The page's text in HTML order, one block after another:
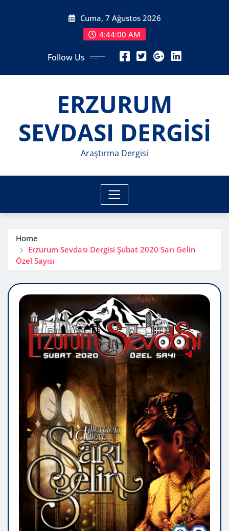
Cuma, 7 Ağustos 2026
4:44:02 AM
Follow Us
ERZURUM
SEVDASI DERGİSİ
Araştırma Dergisi
Home
Erzurum Sevdası Dergisi Şubat 2020 Sarı Gelin
Özel Sayısı